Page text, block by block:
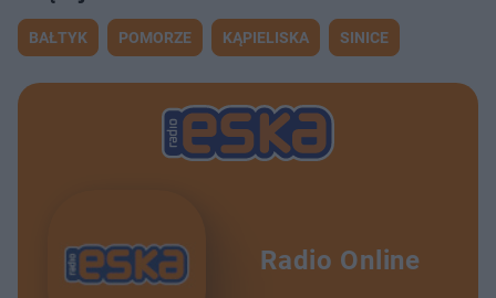
BAŁTYK POMORZE KĄPIELISKA SINICE
Radio Online